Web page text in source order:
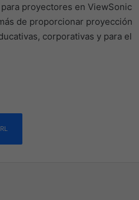
proyectores en ViewSonic
de proporcionar proyección
corporativas y para el